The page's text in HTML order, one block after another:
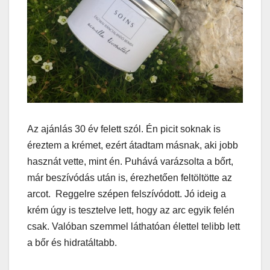
Az ajánlás 30 év felett szól. Én picit soknak is
éreztem a krémet, ezért átadtam másnak, aki jobb
hasznát vette, mint én. Puhává varázsolta a bőrt,
már beszívódás után is, érezhetően feltöltötte az
arcot. Reggelre szépen felszívódott. Jó ideig a
krém úgy is tesztelve lett, hogy az arc egyik felén
csak. Valóban szemmel láthatóan élettel telibb lett
a bőr és hidratáltabb.